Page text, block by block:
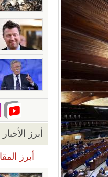
أبرز الأخبار
أبرز